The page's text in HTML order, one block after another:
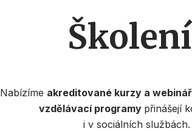
Nabízíme akreditované kurzy a
vzdělávací programy přinášejí
i v sociálních